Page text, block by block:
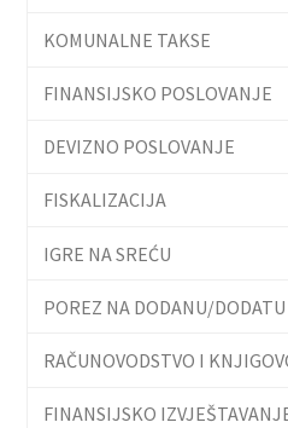
KOMUNALNE TAKSE
FINANSIJSKO POSLOVANJE
DEVIZNO POSLOVANJE
FISKALIZACIJA
IGRE NA SREĆU
POREZ NA DODANU/
RAČUNOVODSTVO I
FINANSIJSKO